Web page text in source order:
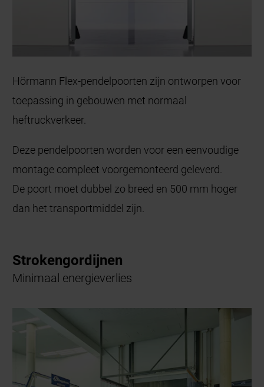
Hörmann Flex-pendelpoorten zijn ontworpen voor
toepassing in gebouwen met normaal
heftruckverkeer.
Deze pendelpoorten worden voor een eenvoudige
montage compleet voorgemonteerd geleverd.
De poort moet dubbel zo breed en 500 mm hoger
dan het transportmiddel zijn.
Strokengordijnen
Minimaal energieverlies